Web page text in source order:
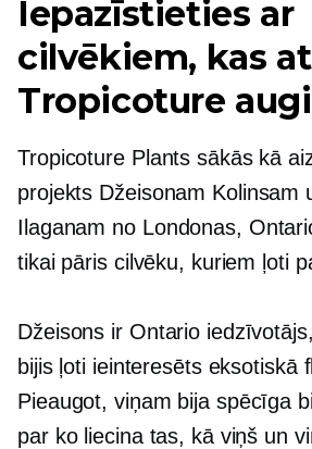
Iepazīstieties ar
cilvēkiem, kas
Tropicoture
Tropicoture Plants sākās kā
projekts Džeisonam Kolinsam
Ilaganam no Londonas,
tikai pāris cilvēku, kuriem ļoti
Džeisons ir Ontario
bijis ļoti ieinteresēts eksotiskā
Pieaugot, viņam bija spēcīga
par ko liecina tas, kā viņš un